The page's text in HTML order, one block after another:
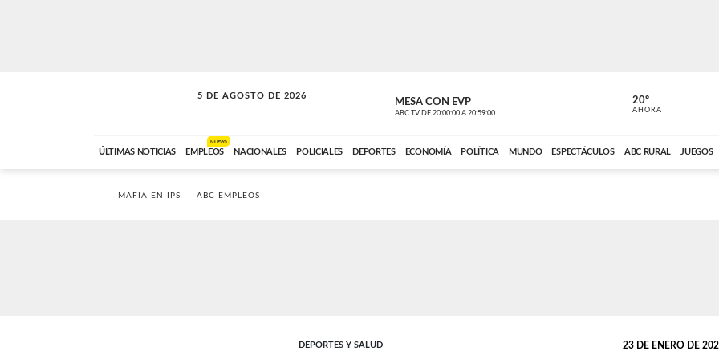
5 DE AGOSTO DE 2026
SOLO MÚSICA MESA CON EVP
ABC TV DE 20:00:00 A 20:59:00 ABC CARDINAL
20º
AHORA
ÚLTIMAS NOTICIAS EMPLEOS
NUEVO
NACIONALES POLICIALES DEPORTES ECONOMÍA POLÍTICA MUNDO ESPECTÁCULOS ABC RURAL JUEGOS
MAFIA EN IPS ABC EMPLEOS
DEPORTES Y SALUD 23 DE ENERO DE